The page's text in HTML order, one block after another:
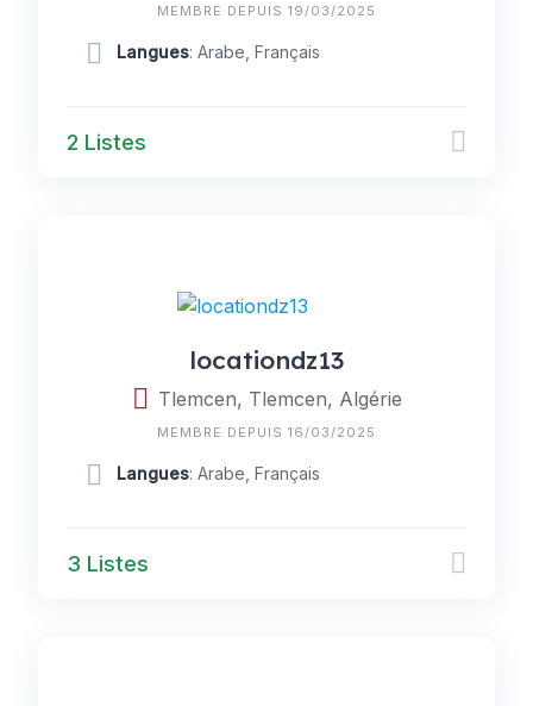
MEMBRE DEPUIS 19/03/2025
Langues: Arabe, Français
2 Listes
locationdz13
Tlemcen, Tlemcen, Algérie
MEMBRE DEPUIS 16/03/2025
Langues: Arabe, Français
3 Listes